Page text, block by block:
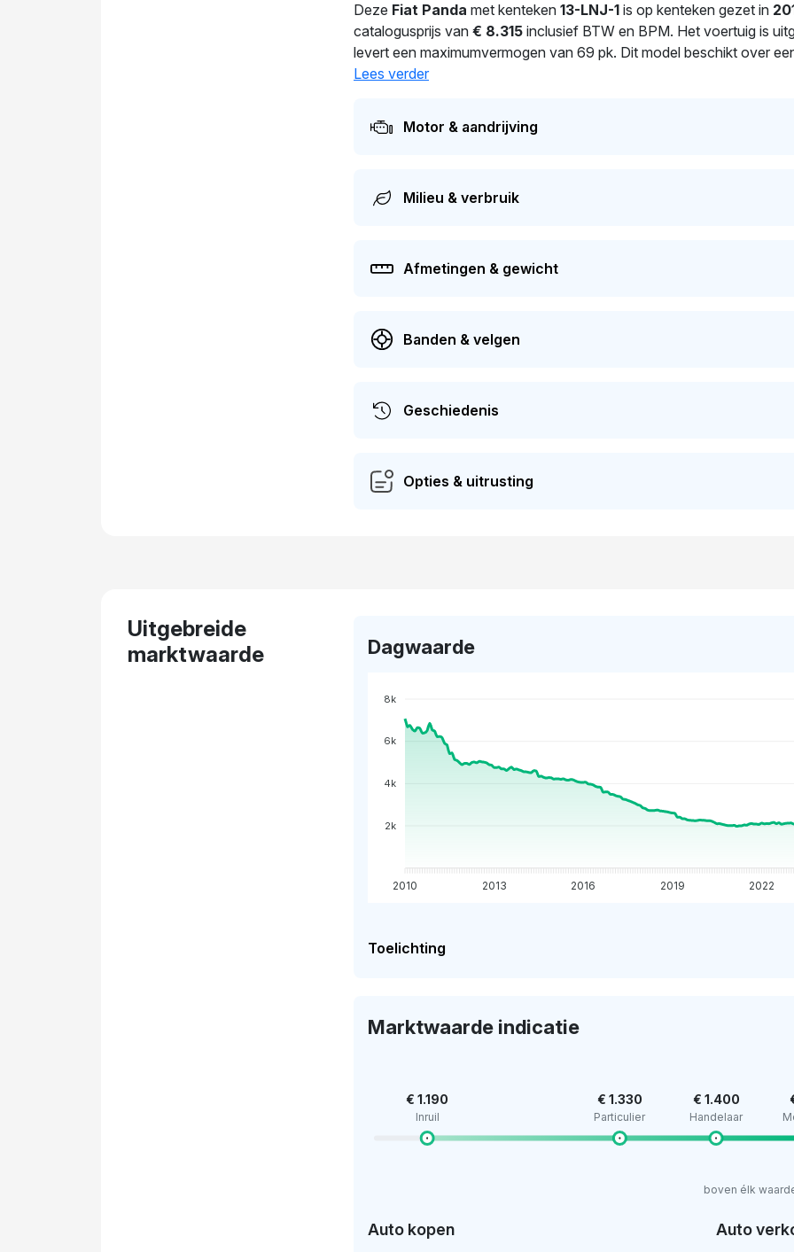
Deze Fiat Panda met kenteken 13-LNJ-1 is op kenteken gezet in
catalogusprijs van € 8.315 inclusief BTW en BPM. Het voertuig is
levert een maximumvermogen van 69 pk. Dit model beschikt over
gemiddeld verbruik bedraagt 4.8 liter per 100 km. Dankzij 935 kg ligt
worden. Dit voertuig heeft 4 eigenaren gehad in het verleden. De
geschat op€ 1.400
Lees verder
Motor & aandrijving
Milieu & verbruik
Afmetingen & gewicht
Banden & velgen
Geschiedenis
Opties & uitrusting
Uitgebreide
marktwaarde
Dagwaarde
8k
6k
4k
2k
2010 2013 2016 2019 2022
Toelichting
Marktwaarde indicatie
€ 1.190
Inruil
€ 1.330
Particulier
€ 1.400
Handelaar
boven élk
Auto kopen Auto